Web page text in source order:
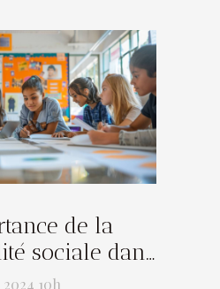
de la
sociale dans
de
10h